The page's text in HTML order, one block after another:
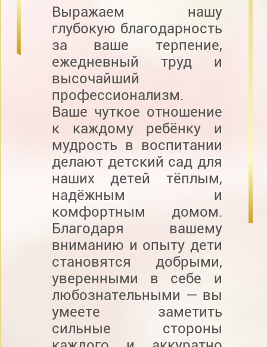
Выражаем нашу
глубокую благодарность
за ваше терпение,
ежедневный труд и
высочайший
профессионализм.
Ваше чуткое отношение
к каждому ребёнку и
мудрость в воспитании
делают детский сад для
наших детей тёплым,
надёжным и
комфортным домом.
Благодаря вашему
вниманию и опыту дети
становятся добрыми,
уверенными в себе и
любознательными — вы
умеете заметить
сильные стороны